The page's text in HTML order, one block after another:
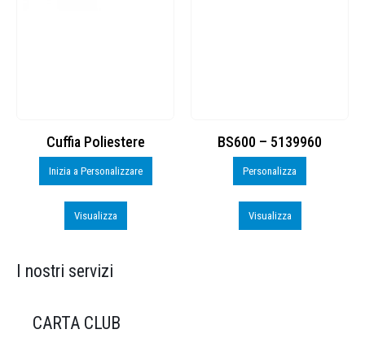
Cuffia Poliestere
Inizia a Personalizzare
Visualizza
BS600 – 5139960
Personalizza
Visualizza
I nostri servizi
CARTA CLUB